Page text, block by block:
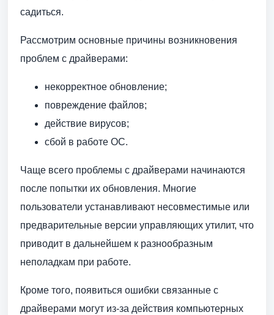
садиться.
Рассмотрим основные причины возникновения
проблем с драйверами:
некорректное обновление;
повреждение файлов;
действие вирусов;
сбой в работе ОС.
Чаще всего проблемы с драйверами начинаются
после попытки их обновления. Многие
пользователи устанавливают несовместимые или
предварительные версии управляющих утилит, что
приводит в дальнейшем к разнообразным
неполадкам при работе.
Кроме того, появиться ошибки связанные с
драйверами могут из-за действия компьютерных